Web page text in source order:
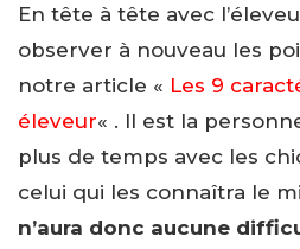
En tête à tête avec
observer à nouveau les
notre article « Les 9
éleveur« . Il est la
plus de temps avec les
celui qui les connaîtra le
n’aura donc aucune